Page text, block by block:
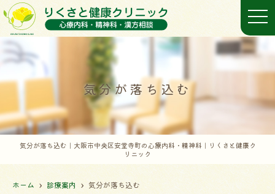
t
o
e
n
g
i
気分が落ち込む
気分が落ち込む｜大阪市中央区安堂寺町の心療内科・精神科｜りくさと健康ク
リニック
ホーム 診療案内 気分が落ち込む